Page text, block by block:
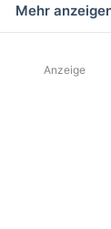
Mehr
Anzeige